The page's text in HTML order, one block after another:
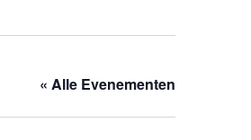
« Alle Evenementen